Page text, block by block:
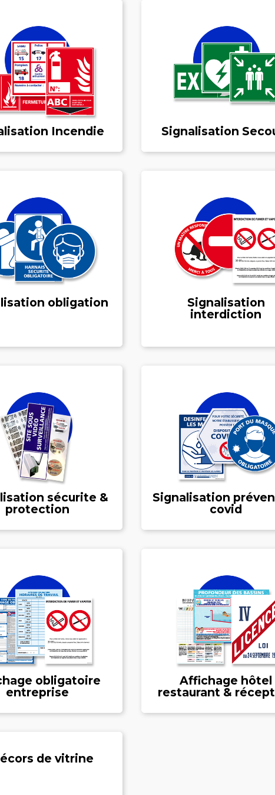
Incendie Signalisation
obligation
Signalisation
interdiction
sécurite &
protection
Signalisation
covid
obligatoire
entreprise
Affichage hôtel
restaurant &